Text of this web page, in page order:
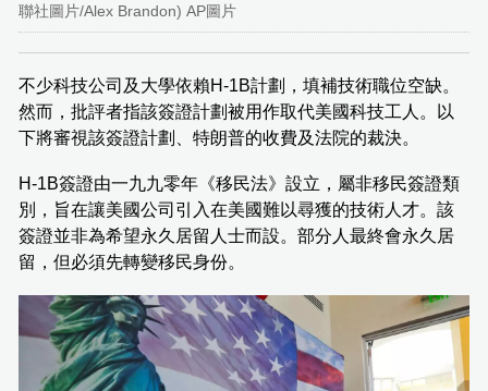
聯社圖片/Alex Brandon) AP圖片
不少科技公司及大學依賴H-1B計劃，填補技術職位空缺。
然而，批評者指該簽證計劃被用作取代美國科技工人。以
下將審視該簽證計劃、特朗普的收費及法院的裁決。
H-1B簽證由一九九零年《移民法》設立，屬非移民簽證類
別，旨在讓美國公司引入在美國難以尋獲的技術人才。該
簽證並非為希望永久居留人士而設。部分人最終會永久居
留，但必須先轉變移民身份。